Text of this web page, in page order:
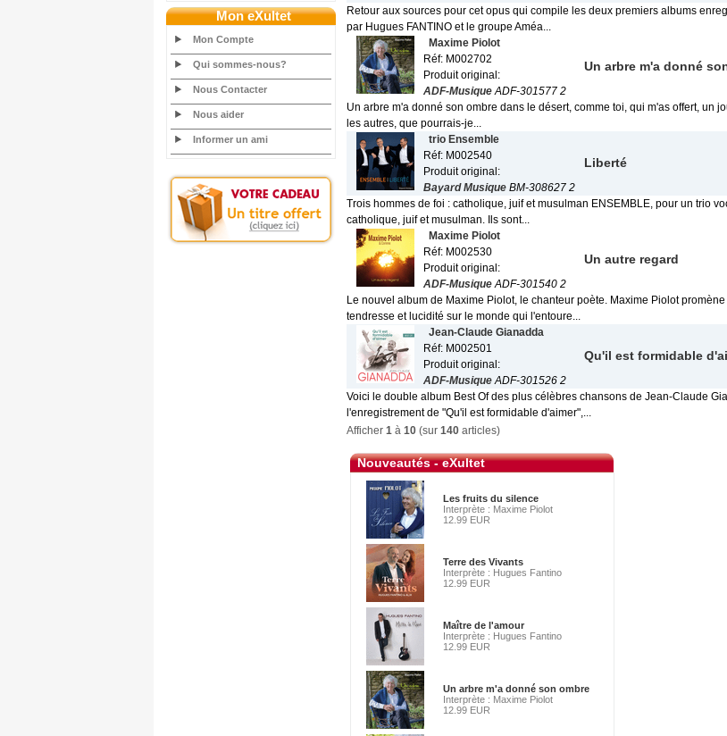
Mon eXultet
Mon Compte
Qui sommes-nous?
Nous Contacter
Nous aider
Informer un ami
Retour aux sources pour cet opus qui compile les deux premiers albums
par Hugues FANTINO et le groupe Améa...
Maxime Piolot
Réf: M002702
Produit original:
ADF-MusiqueADF-301577 2
Un arbre m'a donné
Un arbre m'a donné son ombre dans le désert, comme toi, qui m'as offert, un
les autres, que pourrais-je...
trio Ensemble
Réf: M002540
Produit original:
Bayard Musique BM-308627 2
Liberté
Trois hommes de foi : catholique, juif et musulman ENSEMBLE, pour un trio
catholique, juif et musulman. Ils sont...
Maxime Piolot
Réf: M002530
Produit original:
ADF-MusiqueADF-301540 2
Un autre regard
Le nouvel album de Maxime Piolot, le chanteur poète. Maxime Piolot
tendresse et lucidité sur le monde qui l'entoure...
Jean-Claude Gianadda
Réf: M002501
Produit original:
ADF-MusiqueADF-301526 2
Qu'il est formidable
Voici le double album Best Of des plus célèbres chansons de Jean-Claude
l'enregistrement de "Qu'il est formidable d'aimer",...
Afficher 1 à 10 (sur 140 articles)
Nouveautés - eXultet
Les fruits du silence
Interprète : Maxime Piolot
12.99 EUR
Terre des Vivants
Interprète : Hugues Fantino
12.99 EUR
Maître de l'amour
Interprète : Hugues Fantino
12.99 EUR
Un arbre m'a donné son ombre
Interprète : Maxime Piolot
12.99 EUR